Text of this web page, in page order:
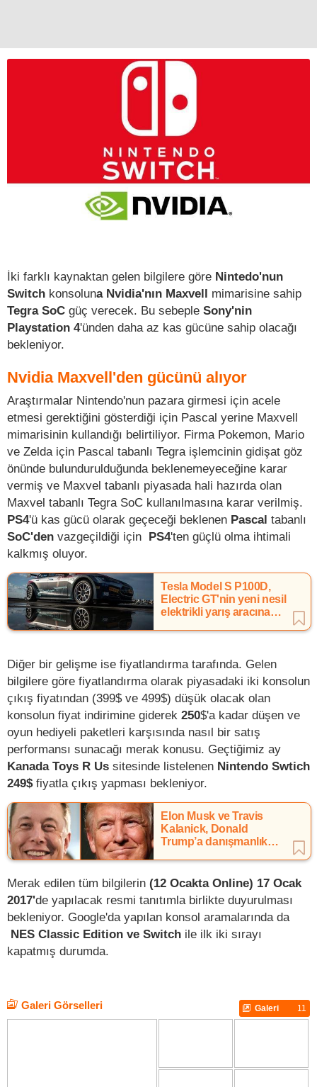
İki farklı kaynaktan gelen bilgilere göre Nintedo'nun
Switch konsoluna Nvidia'nın Maxvell mimarisine sahip
Tegra SoC güç verecek. Bu sebeple Sony'nin
Playstation 4'ünden daha az kas gücüne sahip olacağı
bekleniyor.
Nvidia Maxvell'den gücünü alıyor
Araştırmalar Nintendo'nun pazara girmesi için acele
etmesi gerektiğini gösterdiği için Pascal yerine Maxvell
mimarisinin kullandığı belirtiliyor. Firma Pokemon, Mario
ve Zelda için Pascal tabanlı Tegra işlemcinin gidişat göz
önünde bulundurulduğunda beklenemeyeceğine karar
vermiş ve Maxvel tabanlı piyasada hali hazırda olan
Maxvel tabanlı Tegra SoC kullanılmasına karar verilmiş.
PS4'ü kas gücü olarak geçeceği beklenen Pascal tabanlı
SoC'den vazgeçildiği için PS4'ten güçlü olma ihtimali
kalkmış oluyor.
Tesla Model S P100D,
Electric GT'nin yeni nesil
elektrikli yarış aracına
Diğer bir gelişme ise fiyatlandırma tarafında. Gelen
bilgilere göre fiyatlandırma olarak piyasadaki iki konsolun
çıkış fiyatından (399$ ve 499$) düşük olacak olan
konsolun fiyat indirimine giderek 250$'a kadar düşen ve
oyun hediyeli paketleri karşısında nasıl bir satış
performansı sunacağı merak konusu. Geçtiğimiz ay
Kanada Toys R Us sitesinde listelenen Nintendo Swtich
249$fiyatla çıkış yapması bekleniyor.
Elon Musk ve Travis
Kalanick, Donald
Trump’a danışmanlık
Merak edilen tüm bilgilerin (12 Ocakta Online) 17 Ocak
2017'de yapılacak resmi tanıtımla birlikte duyurulması
bekleniyor. Google'da yapılan konsol aramalarında da
NES Classic Edition ve Switch ile ilk iki sırayı
kapatmış durumda.
Galeri Görselleri Galeri 11